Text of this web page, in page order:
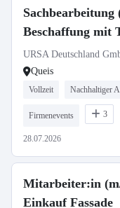
Beschaffung mit
URSA Deutschland
Queis
Vollzeit Nachhaltiger
Firmenevents 3
28.07.2026
Mitarbeiter:in
Einkauf Fassade